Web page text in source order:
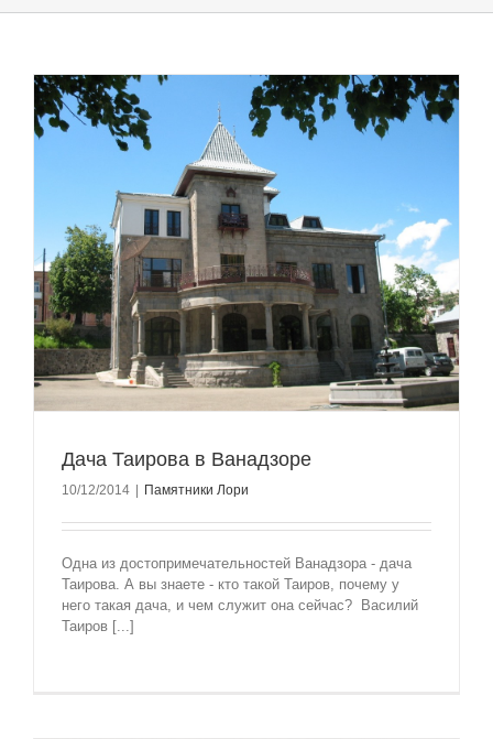
Дача Таирова в Ванадзоре
10/12/2014 | Памятники Лори
Одна из достопримечательностей Ванадзора - дача
Таирова. А вы знаете - кто такой Таиров, почему у
него такая дача, и чем служит она сейчас? Василий
Таиров [...]